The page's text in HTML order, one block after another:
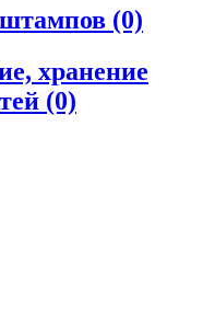
(0)
хранение
(0)